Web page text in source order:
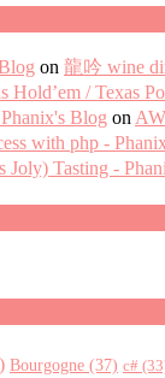
on 龍吟 wine
/ Texas
Blog on
with php -
Joly) Tasting -
Bourgogne (37) c#